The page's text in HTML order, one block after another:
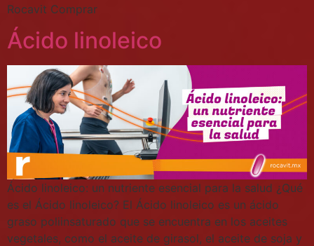
Rocavit Comprar
Ácido linoleico
Ácido linoleico: un nutriente esencial para la salud ¿Qué
es el Ácido linoleico? El Ácido linoleico es un ácido
graso poliinsaturado que se encuentra en los aceites
vegetales, como el aceite de girasol, el aceite de soja y